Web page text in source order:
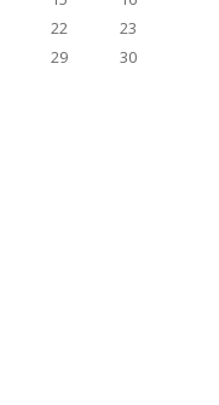
22
23
29
30